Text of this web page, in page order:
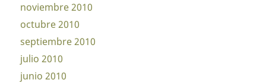
noviembre 2010
octubre 2010
septiembre 2010
julio 2010
junio 2010